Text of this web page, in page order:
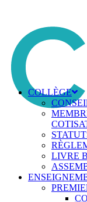
COLLÈGE
LIVRE